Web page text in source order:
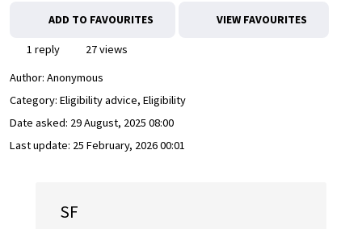
ADD TO FAVOURITES VIEW FAVOURITES
1 reply
27 views
Author: Anonymous
Category: Eligibility advice, Eligibility
Date asked: 29 August, 2025 08:00
Last update: 25 February, 2026 00:01
SF